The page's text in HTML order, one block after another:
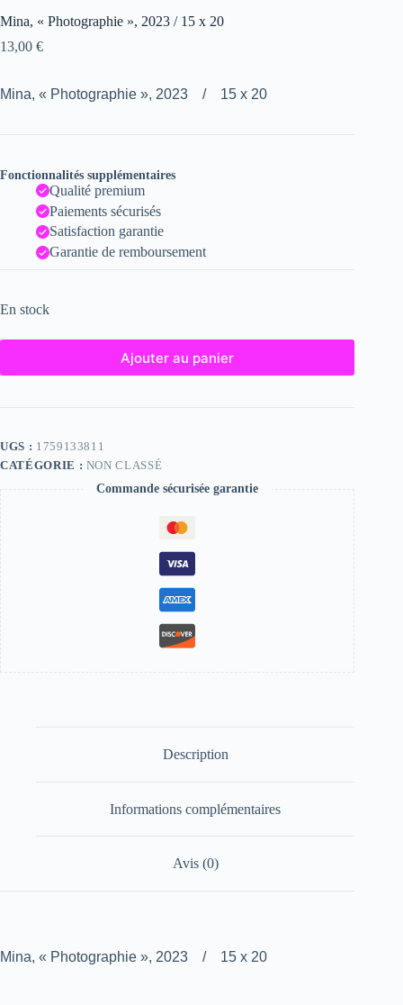
Mina, « Photographie », 2023 / 15 x 20
13,00 €
Mina, « Photographie », 2023 / 15 x 20
Fonctionnalités supplémentaires
Qualité premium
Paiements sécurisés
Satisfaction garantie
Garantie de remboursement
En stock
Ajouter au panier
UGS : 1759133811
CATÉGORIE : NON CLASSÉ
Commande sécurisée garantie
Description
Informations complémentaires
Avis (0)
Mina, « Photographie », 2023 / 15 x 20